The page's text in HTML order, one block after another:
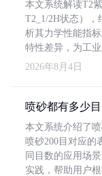
本文系统解读T2
T2_1/2H状态），
析其力学性能指
特性差异，为工业
2026年8月4日
喷砂都有多少目
本文系统介绍了
喷砂200目对应的
同目数的应用场
实践，帮助用户